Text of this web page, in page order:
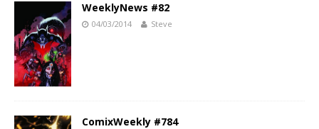
WeeklyNews #82
04/03/2014 Steve
ComixWeekly #784